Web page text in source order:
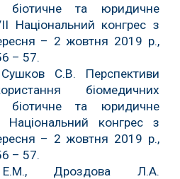
біотичне та юридичне
Національний конгрес з
– 2 жовтня 2019 р.,
– 57.
С.В. Перспективи
біомедичних
біотичне та юридичне
Національний конгрес з
– 2 жовтня 2019 р.,
– 57.
Дроздова Л.А.